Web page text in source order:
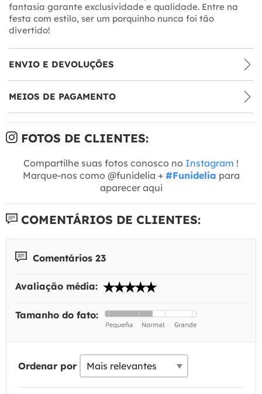
fantasia garante exclusividade e qualidade. Entre na
festa com estilo, ser um porquinho nunca foi tão
divertido!
ENVIO E DEVOLUÇÕES
MEIOS DE PAGAMENTO
FOTOS DE CLIENTES:
Compartilhe suas fotos conosco no Instagram !
Marque-nos como @funidelia + #Funidelia para
aparecer aqui
COMENTÁRIOS DE CLIENTES:
Comentários 23
Avaliação média:
Tamanho do fato:
Ordenar por